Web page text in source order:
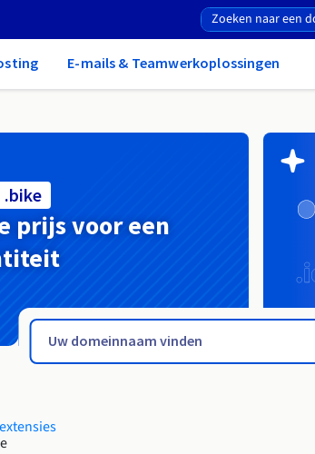
E-mails & Teamwerkoplossingen
.bike
prijs voor een